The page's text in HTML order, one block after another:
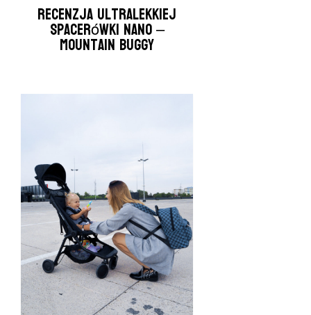
Recenzja ultralekkiej
spacerówki Nano –
Mountain Buggy